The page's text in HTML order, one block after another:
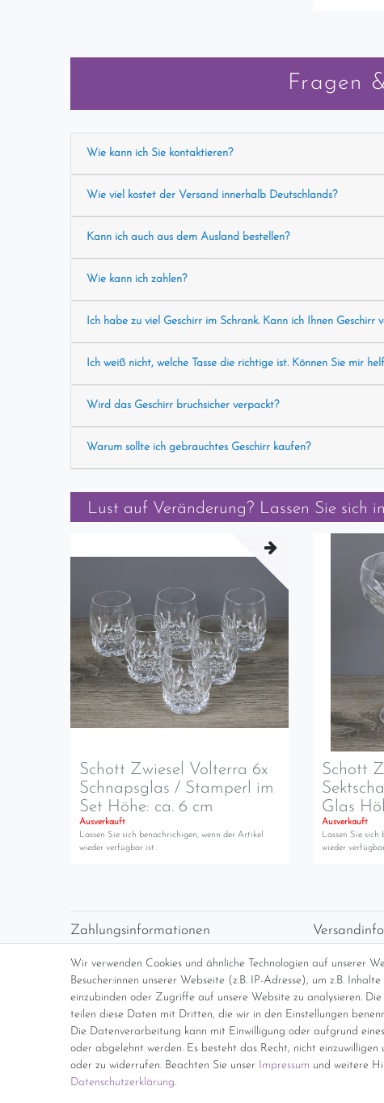
Fragen
Wie kann ich Sie kontaktieren?
Wie viel kostet der Versand innerhalb Deutschlands?
Kann ich auch aus dem Ausland bestellen?
Wie kann ich zahlen?
Ich habe zu viel Geschirr im Schrank. Kann ich Ihnen Geschirr
Ich weiß nicht, welche Tasse die richtige ist. Können Sie mir
Wird das Geschirr bruchsicher verpackt?
Warum sollte ich gebrauchtes Geschirr kaufen?
Lust auf Veränderung? Lassen Sie sich
Schott Zwiesel Volterra 6x
Schnapsglas / Stamperl im
Set Höhe: ca. 6 cm
Ausverkauft
Lassen Sie sich benachrichigen, wenn der Artikel
wieder verfügbar ist.
Schott
Glas
Ausverkauft
Lassen Sie sich
wieder
Wir verwenden Cookies und ähnliche Technologien auf unserer
Besucher:innen unserer Webseite (z.B. IP-Adresse), um z.B.
einzubinden oder Zugriffe auf unsere Website zu analysieren.
teilen diese Daten mit Dritten, die wir in den Einstellungen
Die Datenverarbeitung kann mit Einwilligung oder aufgrund
oder abgelehnt werden. Es besteht das Recht, nicht
oder zu widerrufen. Beachten Sie unser Impressum und weitere
Daten­schutz­erklärung.
Zahlungsinformationen
Paypal
Abholung
Versand
Übersicht
*Endpreis inkl. MwSt. (Dieser Artikel